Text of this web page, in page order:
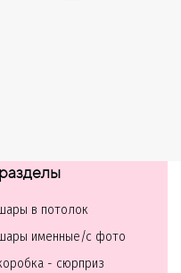
в потолок
именные/с фото
- сюрприз